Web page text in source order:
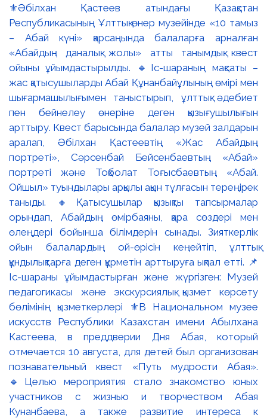
⚜️Әбілхан Қастеев атындағы Қазақстан
Республикасының Ұлттық өнер музейінде «10 тамыз
– Абай күні» қарсаңында балаларға арналған
«Абайдың даналық жолы» атты танымдық квест
ойыны ұйымдастырылды. 🔹Іс-шараның мақсаты –
жас қатысушыларды Абай Құнанбайұлының өмірі мен
шығармашылығымен таныстырып, ұлттық әдебиет
пен бейнелеу өнеріне деген қызығушылығын
арттыру. Квест барысында балалар музей залдарын
аралап, Әбілхан Қастеевтің «Жас Абайдың
портреті», Сәрсенбай Бейсенбаевтың «Абай»
портреті және Тоқболат Тоғысбаевтың «Абай.
Ойшыл» туындылары арқылы ақын тұлғасын тереңірек
таныды. 🔸Қатысушылар қызықты тапсырмалар
орындап, Абайдың өмірбаяны, қара сөздері мен
өлеңдері бойынша білімдерін сынады. Зияткерлік
ойын балалардың ой-өрісін кеңейтіп, ұлттық
құндылықтарға деген құрметін арттыруға ықпал етті. 📌
Іс-шараны ұйымдастырған және жүргізген: Музей
педагогикасы және экскурсиялық қызмет көрсету
бөлімінің қызметкерлері ⚜️В Национальном музее
искусств Республики Казахстан имени Абылхана
Кастеева, в преддверии Дня Абая, который
отмечается 10 августа, для детей был организован
познавательный квест «Путь мудрости Абая».
🔹Целью мероприятия стало знакомство юных
участников с жизнью и творчеством Абая
Кунанбаева, а также развитие интереса к